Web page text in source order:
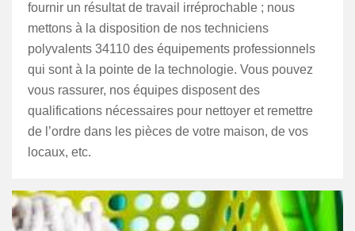
fournir un résultat de travail irréprochable ; nous
mettons à la disposition de nos techniciens
polyvalents 34110 des équipements professionnels
qui sont à la pointe de la technologie. Vous pouvez
vous rassurer, nos équipes disposent des
qualifications nécessaires pour nettoyer et remettre
de l’ordre dans les pièces de votre maison, de vos
locaux, etc.